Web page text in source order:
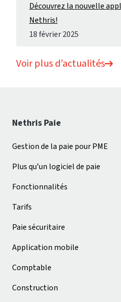
Découvrez la nouvelle
Nethris!
18 février 2025
Voir plus d’actualités
Nethris Paie
Gestion de la paie pour PME
Plus qu’un logiciel de paie
Fonctionnalités
Tarifs
Paie sécuritaire
Application mobile
Comptable
Construction